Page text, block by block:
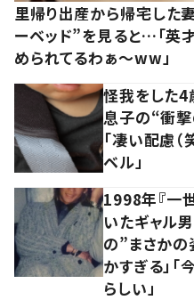
里帰り出産から帰宅した
ーベッド”を見ると…「英
められてるわぁ～ww」
怪我をした4
息子の“衝
「凄い配慮（
ベル」
1998年『一
いたギャル
の”まさかの
かすぎる」「
らしい」